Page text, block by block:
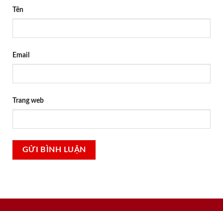
Tên
Email
Trang web